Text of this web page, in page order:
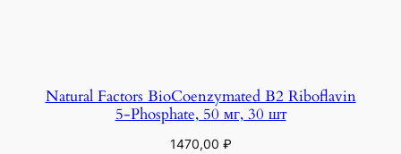
Natural Factors BioCoenzymated B2 Riboflavin
5-Phosphate, 50 мг, 30 шт
1470,00 ₽